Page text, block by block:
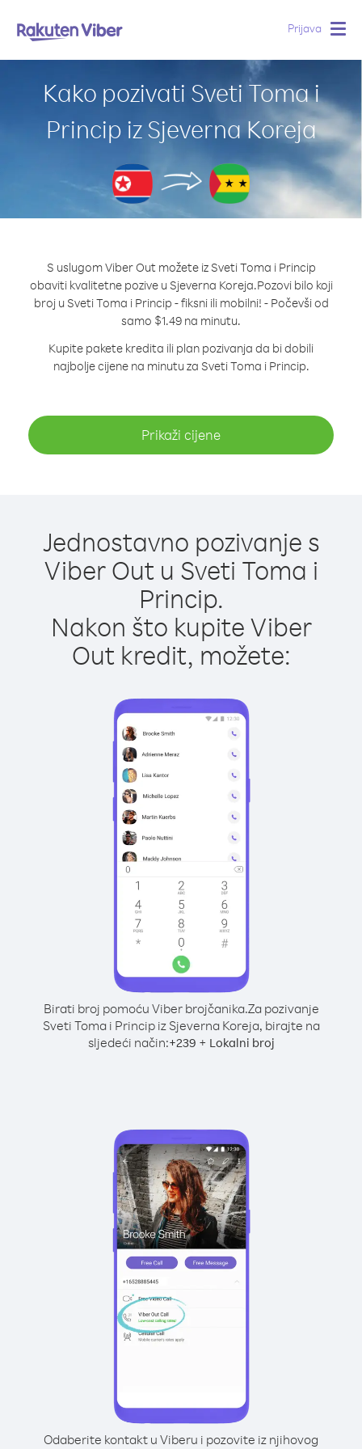
Prijava
Kako pozivati Sveti Toma i
Princip iz Sjeverna Koreja
S uslugom Viber Out možete iz Sveti Toma i Princip
obaviti kvalitetne pozive u Sjeverna Koreja.Pozovi bilo koji
broj u Sveti Toma i Princip - fiksni ili mobilni! - Počevši od
samo $1.49 na minutu.
Kupite pakete kredita ili plan pozivanja da bi dobili
najbolje cijene na minutu za Sveti Toma i Princip.
Prikaži cijene
Jednostavno pozivanje s
Viber Out u Sveti Toma i
Princip.
Nakon što kupite Viber
Out kredit, možete:
Birati broj pomoću Viber brojčanika.Za pozivanje
Sveti Toma i Princip iz Sjeverna Koreja, birajte na
sljedeći način:+239 + Lokalni broj
Odaberite kontakt u Viberu i pozovite iz njihovog